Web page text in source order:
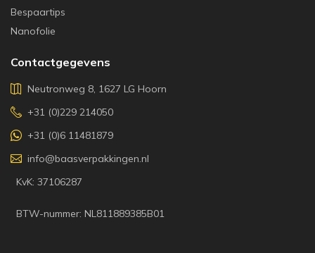
Bespaartips
Nanofolie
Contactgegevens
Neutronweg 8, 1627 LG Hoorn
+31 (0)229 214050
+31 (0)6 11481879
info@baasverpakkingen.nl
KvK: 37106287
BTW-nummer: NL811889385B01